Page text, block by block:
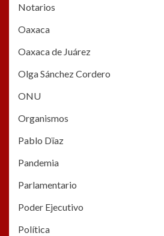
Notarios
Oaxaca
Oaxaca de Juárez
Olga Sánchez Cordero
ONU
Organismos
Pablo Dïaz
Pandemia
Parlamentario
Poder Ejecutivo
Política